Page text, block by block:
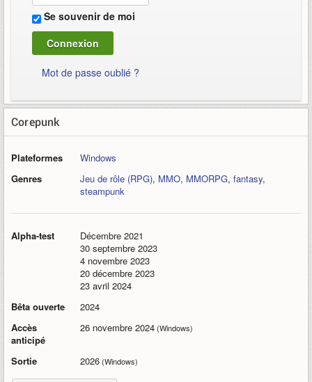
Se souvenir de moi
Mot de passe oublié ?
Corepunk
Plateformes
Windows
Genres
Jeu de rôle (RPG), MMO, MMORPG, fantasy,
steampunk
Alpha-test
Décembre 2021
30 septembre 2023
4 novembre 2023
20 décembre 2023
23 avril 2024
Bêta ouverte
2024
Accès
anticipé
26 novembre 2024(Windows)
Sortie 2026(Windows)